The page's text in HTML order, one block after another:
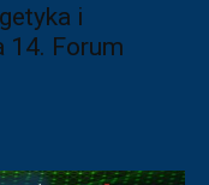
i
14. Forum